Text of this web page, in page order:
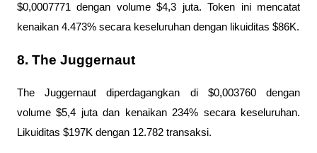
$0,0007771 dengan volume $4,3 juta. Token ini mencatat
kenaikan 4.473% secara keseluruhan dengan likuiditas $86K.
8. The Juggernaut
The Juggernaut diperdagangkan di $0,003760 dengan
volume $5,4 juta dan kenaikan 234% secara keseluruhan.
Likuiditas $197K dengan 12.782 transaksi.